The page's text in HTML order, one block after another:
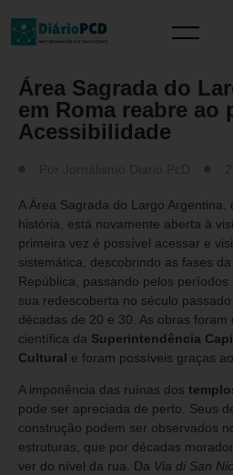
Área Sagrada do
em Roma reabre ao
Acessibilidade
A Área Sagrada do Largo
história, está novamente aberta à
primeira vez é possível acessar e
sistemática, descobrindo as fases
República, passando pelos
sua redescoberta no século
décadas de 20 e 30. As obras
científica da Superintendência
Cultural e foram possíveis graças
A imponência das ruínas dos
pode ser apreciada de perto. Seus
construção podem ser observados
estruturas, que por décadas
ver do nível da rua. Da Via di San